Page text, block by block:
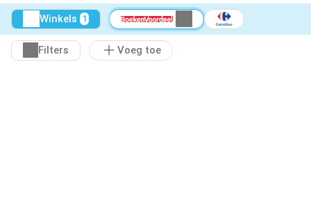
Winkels 1
Filters Voeg toe